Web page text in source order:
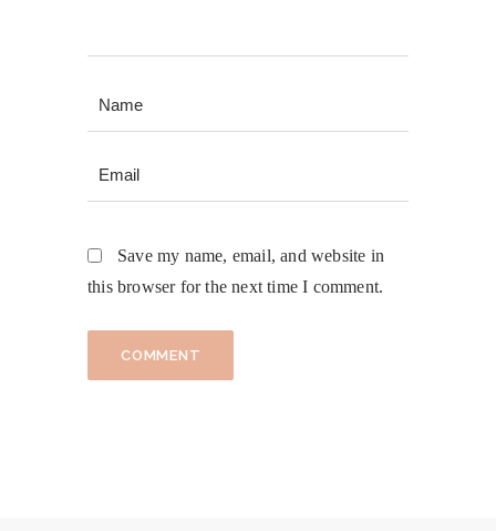
Save my name, email, and website in
this browser for the next time I comment.